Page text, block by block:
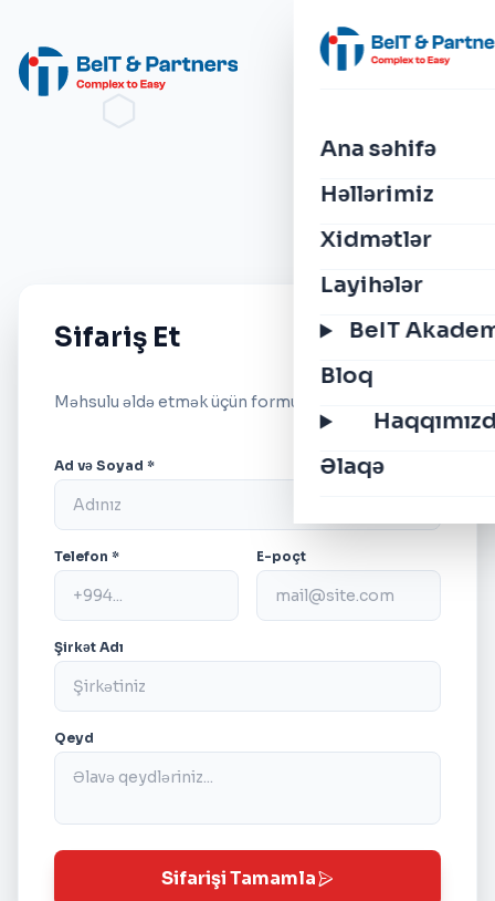
Ana səhifə
Həllərimiz
Xidmətlər
Layihələr
BeIT
Bloq
Əlaqə
Sifariş Et
Məhsulu əldə etmək üçün formu doldurun.
Ad və Soyad *
Telefon * E-poçt
Şirkət Adı
Qeyd
Sifarişi Tamamla